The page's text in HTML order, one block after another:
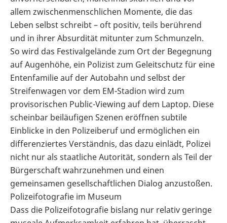
allem zwischenmenschlichen Momente, die das
Leben selbst schreibt – oft positiv, teils berührend
und in ihrer Absurdität mitunter zum Schmunzeln.
So wird das Festivalgelände zum Ort der Begegnung
auf Augenhöhe, ein Polizist zum Geleitschutz für eine
Entenfamilie auf der Autobahn und selbst der
Streifenwagen vor dem EM-Stadion wird zum
provisorischen Public-Viewing auf dem Laptop. Diese
scheinbar beiläufigen Szenen eröffnen subtile
Einblicke in den Polizeiberuf und ermöglichen ein
differenziertes Verständnis, das dazu einlädt, Polizei
nicht nur als staatliche Autorität, sondern als Teil der
Bürgerschaft wahrzunehmen und einen
gemeinsamen gesellschaftlichen Dialog anzustoßen.
Polizeifotografie im Museum
Dass die Polizeifotografie bislang nur relativ geringe